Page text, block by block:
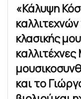
«Κάλυψη
κλασικής
και το